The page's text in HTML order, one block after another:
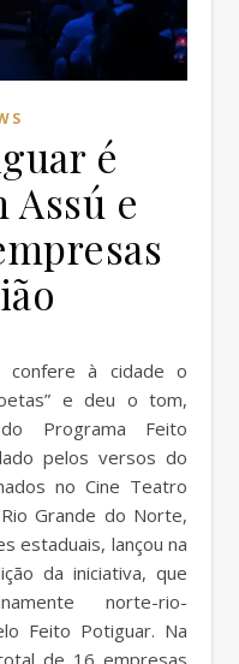
é
Assú e
e deu o tom,
Programa Feito
pelos versos do
no Cine Teatro
Grande do Norte,
estaduais, lançou na
da iniciativa, que
norte-rio-
Feito Potiguar. Na
de 16 empresas